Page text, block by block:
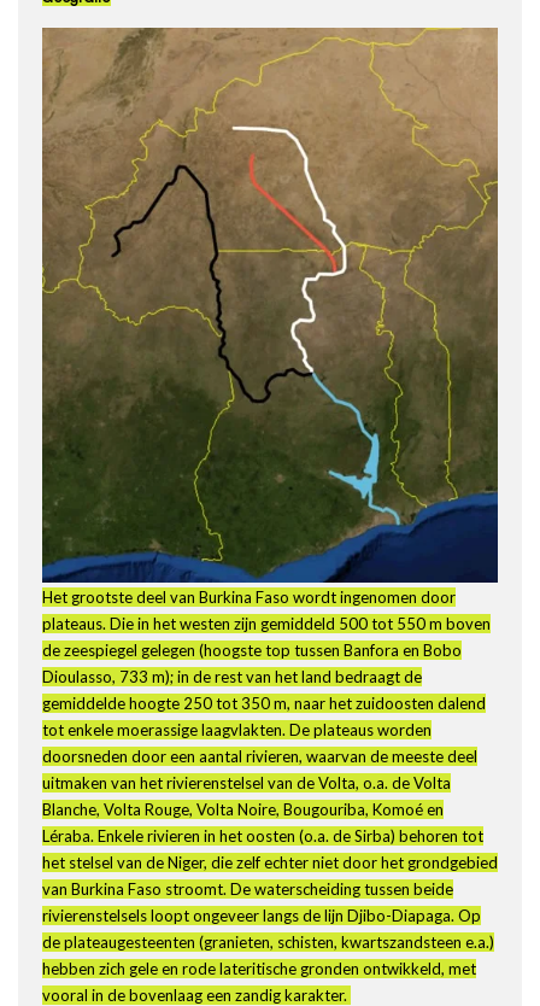
Het grootste deel van Burkina Faso wordt ingenomen door
plateaus. Die in het westen zijn gemiddeld 500 tot 550 m boven
de zeespiegel gelegen (hoogste top tussen Banfora en Bobo
Dioulasso, 733 m); in de rest van het land bedraagt de
gemiddelde hoogte 250 tot 350 m, naar het zuidoosten dalend
tot enkele moerassige laagvlakten. De plateaus worden
doorsneden door een aantal rivieren, waarvan de meeste deel
uitmaken van het rivierenstelsel van de Volta, o.a. de Volta
Blanche, Volta Rouge, Volta Noire, Bougouriba, Komoé en
Léraba. Enkele rivieren in het oosten (o.a. de Sirba) behoren tot
het stelsel van de Niger, die zelf echter niet door het grondgebied
van Burkina Faso stroomt. De waterscheiding tussen beide
rivierenstelsels loopt ongeveer langs de lijn Djibo-Diapaga. Op
de plateaugesteenten (granieten, schisten, kwartszandsteen e.a.)
hebben zich gele en rode lateritische gronden ontwikkeld, met
vooral in de bovenlaag een zandig karakter.